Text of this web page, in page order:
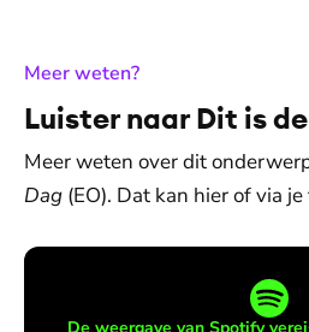
Meer weten?:
Luister naar Dit is
Meer weten over dit
Dag (EO). Dat kan hier of via